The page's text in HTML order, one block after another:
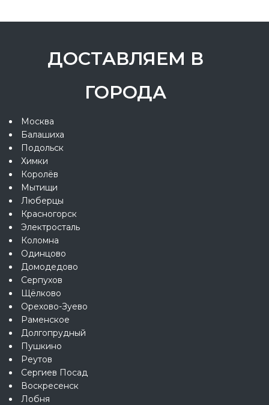
ДОСТАВЛЯЕМ В
ГОРОДА
Москва
Балашиха
Подольск
Химки
Королёв
Мытищи
Люберцы
Красногорск
Электросталь
Коломна
Одинцово
Домодедово
Серпухов
Щёлково
Орехово-Зуево
Раменское
Долгопрудный
Пушкино
Реутов
Сергиев Посад
Воскресенск
Лобня